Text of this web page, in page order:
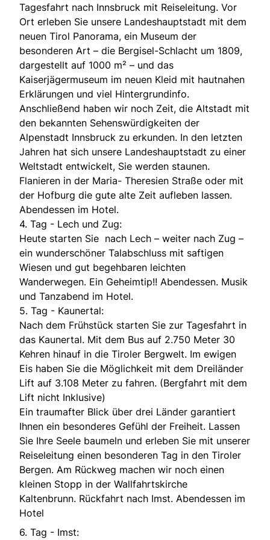
Tagesfahrt nach Innsbruck mit Reiseleitung. Vor
Ort erleben Sie unsere Landeshauptstadt mit dem
neuen Tirol Panorama, ein Museum der
besonderen Art – die Bergisel-Schlacht um 1809,
dargestellt auf 1000 m² – und das
Kaiserjägermuseum im neuen Kleid mit hautnahen
Erklärungen und viel Hintergrundinfo.
Anschließend haben wir noch Zeit, die Altstadt mit
den bekannten Sehenswürdigkeiten der
Alpenstadt Innsbruck zu erkunden. In den letzten
Jahren hat sich unsere Landeshauptstadt zu einer
Weltstadt entwickelt, Sie werden staunen.
Flanieren in der Maria- Theresien Straße oder mit
der Hofburg die gute alte Zeit aufleben lassen.
Abendessen im Hotel.
4. Tag - Lech und Zug:
Heute starten Sie nach Lech – weiter nach Zug –
ein wunderschöner Talabschluss mit saftigen
Wiesen und gut begehbaren leichten
Wanderwegen. Ein Geheimtip!! Abendessen. Musik
und Tanzabend im Hotel.
5. Tag - Kaunertal:
Nach dem Frühstück starten Sie zur Tagesfahrt in
das Kaunertal. Mit dem Bus auf 2.750 Meter 30
Kehren hinauf in die Tiroler Bergwelt. Im ewigen
Eis haben Sie die Möglichkeit mit dem Dreiländer
Lift auf 3.108 Meter zu fahren. (Bergfahrt mit dem
Lift nicht Inklusive)
Ein traumafter Blick über drei Länder garantiert
Ihnen ein besonderes Gefühl der Freiheit. Lassen
Sie Ihre Seele baumeln und erleben Sie mit unserer
Reiseleitung einen besonderen Tag in den Tiroler
Bergen. Am Rückweg machen wir noch einen
kleinen Stopp in der Wallfahrtskirche
Kaltenbrunn. Rückfahrt nach Imst. Abendessen im
Hotel
6. Tag - Imst: